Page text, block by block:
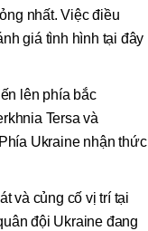
nhất. Việc điều
giá tình hình tại đây
lên phía bắc
Tersa và
Ukraine nhận thức
và củng cố vị trí tại
đội Ukraine đang